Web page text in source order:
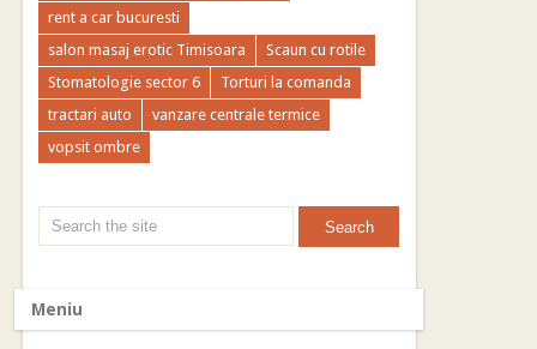
rent a car bucuresti
salon masaj erotic Timisoara
Scaun cu rotile
Stomatologie sector 6
Torturi la comanda
tractari auto
vanzare centrale termice
vopsit ombre
Meniu